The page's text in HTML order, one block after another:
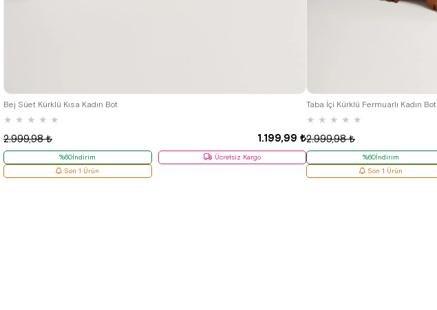
Bej Süet Kürklü Kısa Kadın Bot
★ ★ ★ ★ ★
1.199,99 ₺
2.999,98 ₺
%60İndirim
Ücretsiz Kargo
Son 1 Ürün
Taba İçi Kürklü Fermuarlı Kadın Bot
★ ★ ★ ★ ★
2.999,98 ₺
%60İndirim
Son 1 Ürün